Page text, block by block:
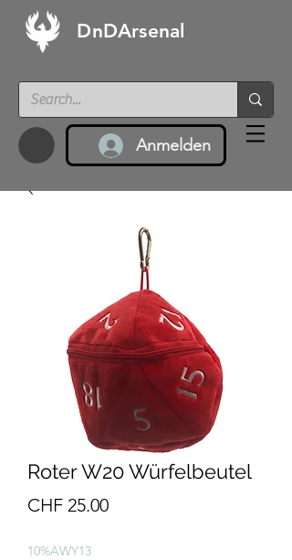
DnDArsenal
Anmelden
Roter W20 Würfelbeutel
CHF 25.00Preis
10%AWY13